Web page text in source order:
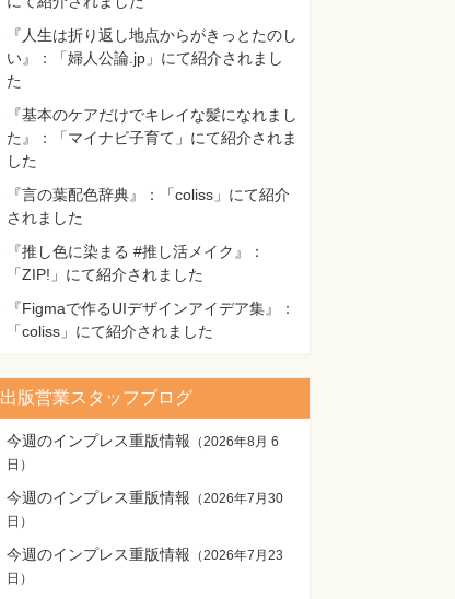
『人生は折り返し地点からがきっとたのし
い』：「婦人公論.jp」にて紹介されまし
た
『基本のケアだけでキレイな髪になれまし
た』：「マイナビ子育て」にて紹介されま
した
『言の葉配色辞典』：「coliss」にて紹介
されました
『推し色に染まる #推し活メイク』：
「ZIP!」にて紹介されました
『Figmaで作るUIデザインアイデア集』：
「coliss」にて紹介されました
出版営業スタッフブログ
今週のインプレス重版情報 （2026年8月 6
日 ）
今週のインプレス重版情報 （2026年7月30
日 ）
今週のインプレス重版情報 （2026年7月23
日 ）